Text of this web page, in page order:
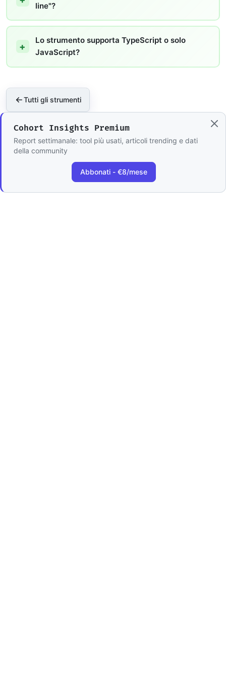
line"?
Lo strumento supporta TypeScript o solo
JavaScript?
Tutti gli strumenti
Cohort Insights Premium
Report settimanale: tool più usati, articoli trending e dati
della community
Abbonati - €8/mese